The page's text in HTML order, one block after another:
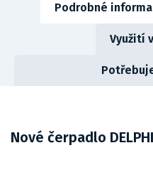
Podrobné
Využití
Nové čerpadlo